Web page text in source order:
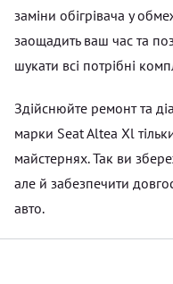
заміни обігрівача у
заощадить ваш час та
шукати всі потрібні
Здійснюйте ремонт та
марки Seat Altea Xl
майстернях. Так ви
але й забезпечити
авто.